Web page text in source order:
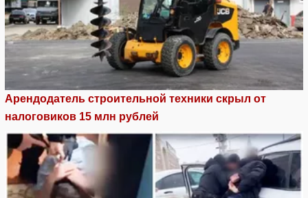
Арендодатель строительной техники скрыл от
налоговиков 15 млн рублей